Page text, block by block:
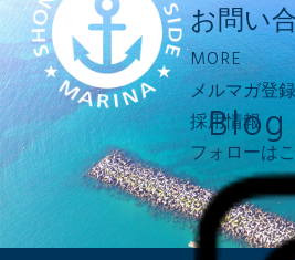
お問い
MORE
メルマガ登録
採用情報
フォローはこ
Blog